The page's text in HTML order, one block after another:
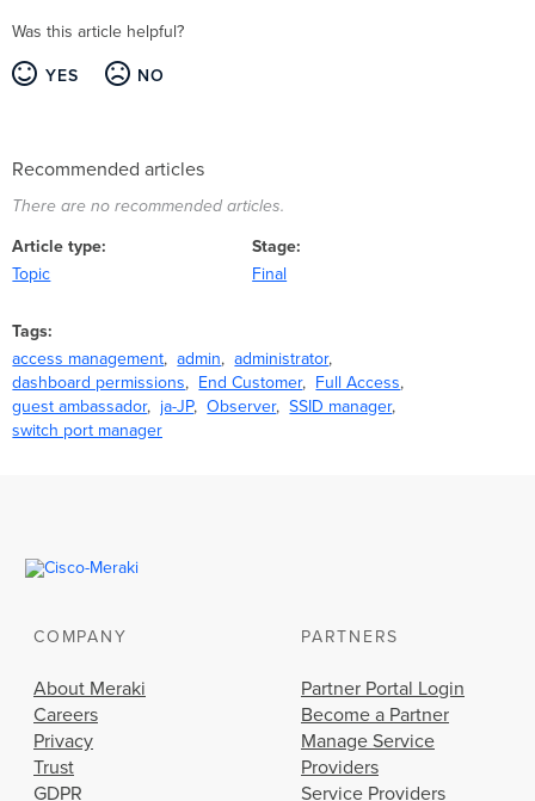
Was this article helpful?
YES NO
Recommended articles
There are no recommended articles.
Article type
Topic
Stage
Final
Tags
access management
admin
administrator
dashboard permissions
End Customer
Full Access
guest ambassador
ja-JP Observer
SSID manager
switch port manager
COMPANY
About Meraki
Careers
Privacy
Trust
GDPR
PARTNERS
Partner Portal Login
Become a Partner
Manage Service
Providers
Service Providers